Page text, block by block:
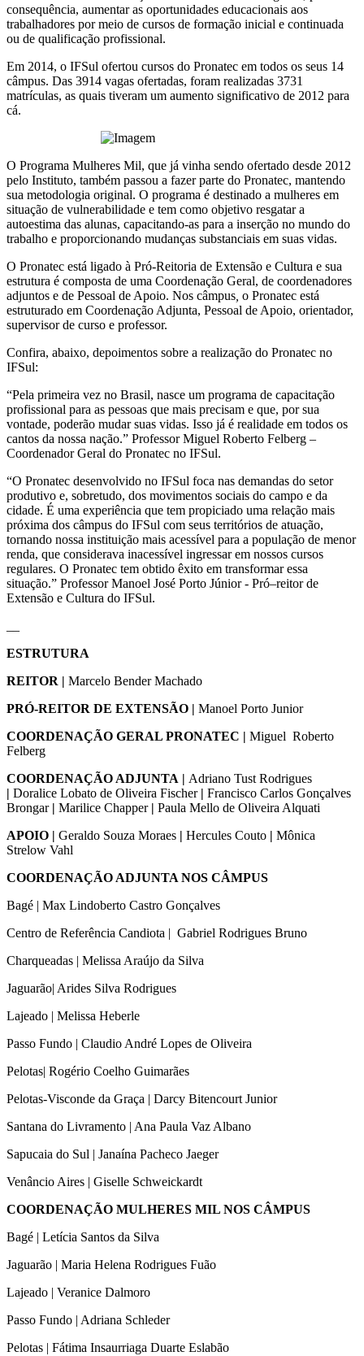
consequência, aumentar as oportunidades educacionais aos
trabalhadores por meio de cursos de formação inicial e continuada
ou de qualificação profissional.
Em 2014, o IFSul ofertou cursos do Pronatec em todos os seus 14
câmpus. Das 3914 vagas ofertadas, foram realizadas 3731
matrículas, as quais tiveram um aumento significativo de 2012 para
cá.
O Programa Mulheres Mil, que já vinha sendo ofertado desde 2012
pelo Instituto, também passou a fazer parte do Pronatec, mantendo
sua metodologia original. O programa é destinado a mulheres em
situação de vulnerabilidade e tem como objetivo resgatar a
autoestima das alunas, capacitando-as para a inserção no mundo do
trabalho e proporcionando mudanças substanciais em suas vidas.
O Pronatec está ligado à Pró-Reitoria de Extensão e Cultura e sua
estrutura é composta de uma Coordenação Geral, de coordenadores
adjuntos e de Pessoal de Apoio. Nos câmpus o Pronatec está
estruturado em Coordenação Adjunta, Pessoal de Apoio, orientador,
supervisor de curso e professor.
Confira, abaixo, depoimentos sobre a realização do Pronatec no
IFSul:
“Pela primeira vez no Brasil, nasce um programa de capacitação
profissional para as pessoas que mais precisam e que, por sua
vontade, poderão mudar suas vidas. Isso já é realidade em todos os
cantos da nossa nação.” Professor Miguel Roberto Felberg –
Coordenador Geral do Pronatec no IFSul.
“O Pronatec desenvolvido no IFSul foca nas demandas do setor
produtivo e, sobretudo, dos movimentos sociais do campo e da
cidade. É uma experiência que tem propiciado uma relação mais
próxima dos câmpus do IFSul com seus territórios de atuação,
tornando nossa instituição mais acessível para a população de menor
renda, que considerava inacessível ingressar em nossos cursos
regulares. O Pronatec tem obtido êxito em transformar essa
situação.” Professor Manoel José Porto Júnior - Pró–reitor de
Extensão e Cultura do IFSul.
ESTRUTURA
REITOR | Marcelo Bender Machado
PRÓ-REITOR DE EXTENSÃO | Manoel Porto Junior
COORDENAÇÃO GERAL PRONATEC | Miguel Roberto
Felberg
COORDENAÇÃO ADJUNTA | Adriano Tust Rodrigues
| Doralice Lobato de Oliveira Fischer | Francisco Carlos Gonçalves
Brongar | Marilice Chapper | Paula Mello de Oliveira Alquati
APOIO | Geraldo Souza Moraes | Hercules Couto | Mônica
Strelow Vahl
COORDENAÇÃO ADJUNTA NOS CÂMPUS
Bagé | Max Lindoberto Castro Gonçalves
Centro de Referência Candiota | Gabriel Rodrigues Bruno
Charqueadas | Melissa Araújo da Silva
Jaguarão| Arides Silva Rodrigues
Lajeado | Melissa Heberle
Passo Fundo | Claudio André Lopes de Oliveira
Pelotas| Rogério Coelho Guimarães
Pelotas-Visconde da Graça | Darcy Bitencourt Junior
Santana do Livramento | Ana Paula Vaz Albano
Sapucaia do Sul | Janaína Pacheco Jaeger
Venâncio Aires | Giselle Schweickardt
COORDENAÇÃO MULHERES MIL NOS CÂMPUS
Bagé | Letícia Santos da Silva
Jaguarão | Maria Helena Rodrigues Fuão
Lajeado | Veranice Dalmoro
Passo Fundo | Adriana Schleder
Pelotas | Fátima Insaurriaga Duarte Eslabão